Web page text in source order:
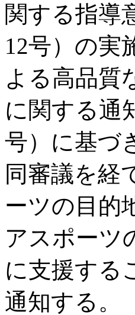
関する指導
12号）の実
よる高品質
に関する通
号）に基づ
同審議を経
ーツの目的
アスポーツ
に支援する
通知する。